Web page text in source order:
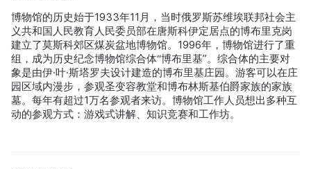
博物馆的历史始于1933年11月，当时俄罗斯苏维埃联邦社会主
义共和国人民教育人民委员部在唐斯科伊定居点的博布里克岗
建立了莫斯科郊区煤炭盆地博物馆。1996年，博物馆进行了重
组，成为历史纪念博物馆综合体“博布里基”。综合体的主要对
象是由伊·叶·斯塔罗夫设计建造的博布里基庄园。游客可以在庄
园区域内漫步，参观圣变容教堂和博布林斯基伯爵家族的家族
墓。每年有超过1万名参观者来访。博物馆工作人员想出多种互
动的参观方式：游戏式讲解、知识竞赛和工作坊。